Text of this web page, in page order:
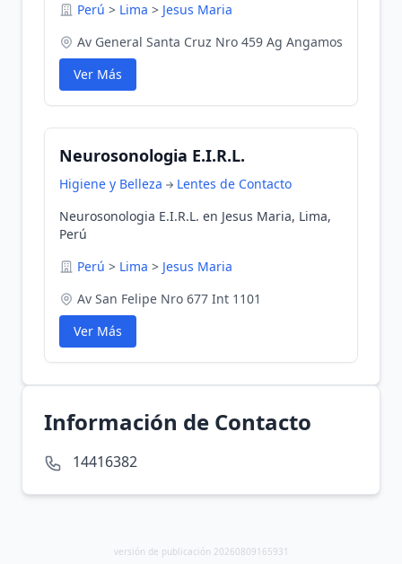
Perú > Lima > Jesus Maria
Av General Santa Cruz Nro 459 Ag Angamos
Ver Más
Neurosonologia E.I.R.L.
Higiene y Belleza
Lentes de Contacto
Neurosonologia E.I.R.L. en Jesus Maria, Lima,
Perú
Perú > Lima > Jesus Maria
Av San Felipe Nro 677 Int 1101
Ver Más
Información de Contacto
14416382
versión de publicación 20260809165931